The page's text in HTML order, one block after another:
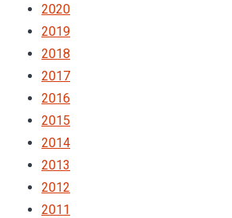
2020
2019
2018
2017
2016
2015
2014
2013
2012
2011